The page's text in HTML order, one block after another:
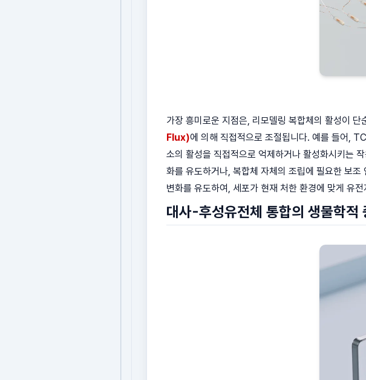
가장 흥미로운 지점은, 리모델링 복합체의 활성이
Flux)에 의해 직접적으로 조절됩니다. 예를 들어,
소의 활성을 직접적으로 억제하거나 활성화시키는
화를 유도하거나, 복합체 자체의 조립에 필요한 보
변화를 유도하여, 세포가 현재 처한 환경에 맞게 유
대사-후성유전체 통합의 생물학적